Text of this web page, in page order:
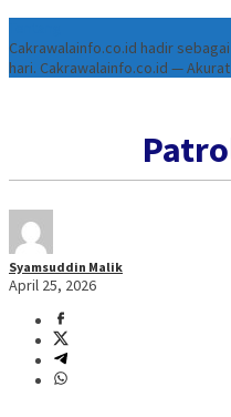
Cakrawalainfo.co.id hadir
hari. Cakrawalainfo.co.id —
Syamsuddin Malik
April 25, 2026